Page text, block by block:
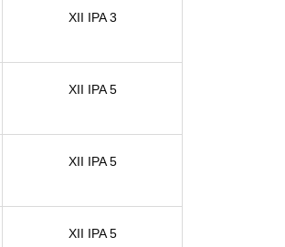
XII IPA 3
XII IPA 5
XII IPA 5
XII IPA 5